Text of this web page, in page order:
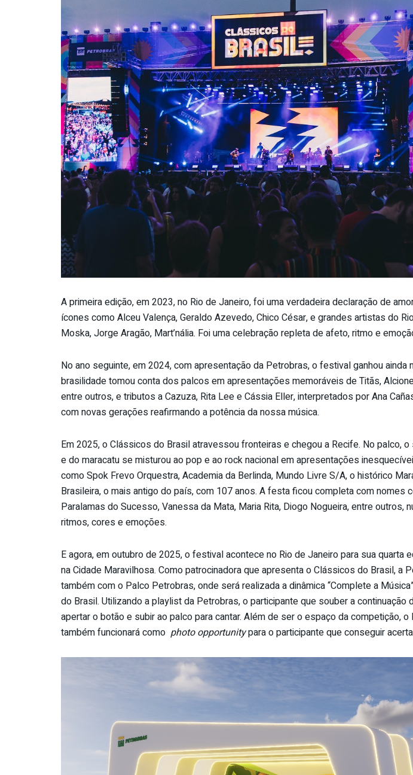
A primeira edição, em 2023, no Rio de Janeiro, foi uma verdadeira declaração de
ícones como Alceu Valença, Geraldo Azevedo, Chico César, e grandes artistas do
Moska, Jorge Aragão, Mart’nália. Foi uma celebração repleta de afeto, ritmo e
No ano seguinte, em 2024, com apresentação da Petrobras, o festival ganhou ainda
brasilidade tomou conta dos palcos em apresentações memoráveis de Titãs,
entre outros, e tributos a Cazuza, Rita Lee e Cássia Eller, interpretados por Ana
com novas gerações reafirmando a potência da nossa música.
Em 2025, o Clássicos do Brasil atravessou fronteiras e chegou a Recife. No palco,
e do maracatu se misturou ao pop e ao rock nacional em apresentações
como Spok Frevo Orquestra, Academia da Berlinda, Mundo Livre S/A, o histórico
Brasileira, o mais antigo do país, com 107 anos. A festa ficou completa com nomes
Paralamas do Sucesso, Vanessa da Mata, Maria Rita, Diogo Nogueira, entre outros,
ritmos, cores e emoções.
E agora, em outubro de 2025, o festival acontece no Rio de Janeiro para sua quarta
na Cidade Maravilhosa. Como patrocinadora que apresenta o Clássicos do Brasil, a
também com o Palco Petrobras, onde será realizada a dinâmica “Complete a
do Brasil. Utilizando a playlist da Petrobras, o participante que souber a continuação
apertar o botão e subir ao palco para cantar. Além de ser o espaço da competição,
também funcionará como photo opportunitypara o participante que conseguir